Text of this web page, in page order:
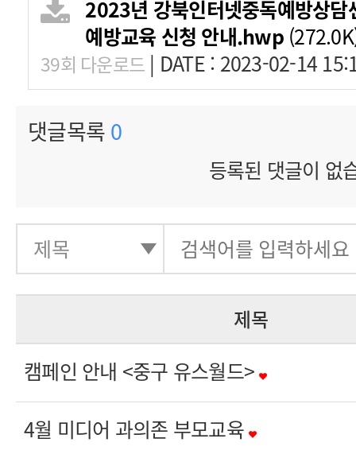
2023년 강북인터넷중독예방상담
예방교육 신청 안내.hwp
39회 다운로드 | DATE : 2023-02-14
댓글목록 0
등록된 댓글이 없
제목
캠페인 안내 <중구 유스월드>
4월 미디어 과의존 부모교육